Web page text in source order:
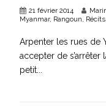
21 février 2014
Myanmar, Rangoun,
Arpenter les rues de
accepter de
petit...